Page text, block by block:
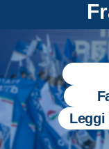
Leggi